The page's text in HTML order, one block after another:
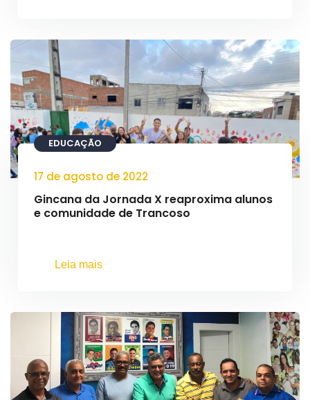
EDUCAÇÃO
17 de agosto de 2022
Gincana da Jornada X reaproxima alunos
e comunidade de Trancoso
Leia mais